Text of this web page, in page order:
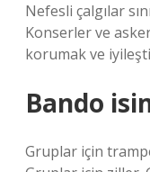
Nefesli çalgılar
Konserler ve
korumak ve
Bando
Gruplar için